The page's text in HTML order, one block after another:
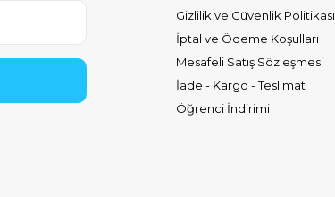
Gizlilik ve Güvenlik Politikası
İptal ve Ödeme Koşulları
Mesafeli Satış Sözleşmesi
İade - Kargo - Teslimat
Öğrenci İndirimi